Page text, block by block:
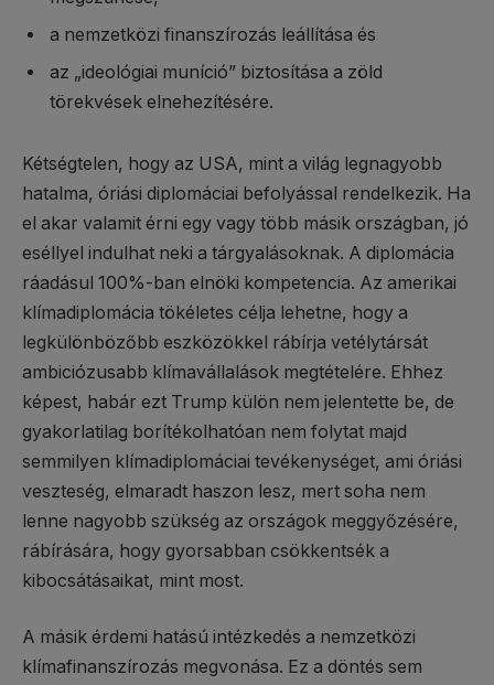
a nemzetközi finanszírozás leállítása és
az „ideológiai muníció” biztosítása a zöld
törekvések elnehezítésére.
Kétségtelen, hogy az USA, mint a világ legnagyobb
hatalma, óriási diplomáciai befolyással rendelkezik. Ha
el akar valamit érni egy vagy több másik országban, jó
eséllyel indulhat neki a tárgyalásoknak. A diplomácia
ráadásul 100%-ban elnöki kompetencia. Az amerikai
klímadiplomácia tökéletes célja lehetne, hogy a
legkülönbözőbb eszközökkel rábírja vetélytársát
ambiciózusabb klímavállalások megtételére. Ehhez
képest, habár ezt Trump külön nem jelentette be, de
gyakorlatilag borítékolhatóan nem folytat majd
semmilyen klímadiplomáciai tevékenységet, ami óriási
veszteség, elmaradt haszon lesz, mert soha nem
lenne nagyobb szükség az országok meggyőzésére,
rábírására, hogy gyorsabban csökkentsék a
kibocsátásaikat, mint most.
A másik érdemi hatású intézkedés a nemzetközi
klímafinanszírozás megvonása. Ez a döntés sem